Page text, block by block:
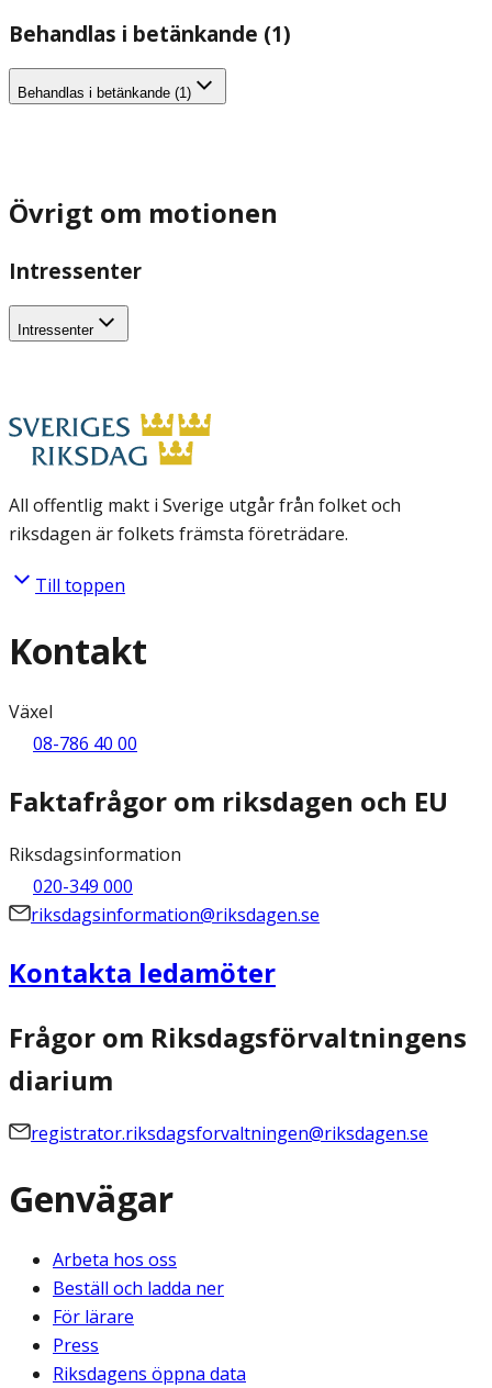
Behandlas i betänkande (1)
Behandlas i betänkande (1)
Övrigt om motionen
Intressenter
Intressenter
All offentlig makt i Sverige utgår från folket och
riksdagen är folkets främsta företrädare.
Till toppen
Kontakt
Växel
08-786 40 00
Faktafrågor om riksdagen och EU
Riksdagsinformation
020-349 000
riksdagsinformation@riksdagen.se
Kontakta ledamöter
Frågor om Riksdagsförvaltningens
diarium
registrator.riksdagsforvaltningen@riksdagen.se
Genvägar
Arbeta hos oss
Beställ och ladda ner
För lärare
Press
Riksdagens öppna data